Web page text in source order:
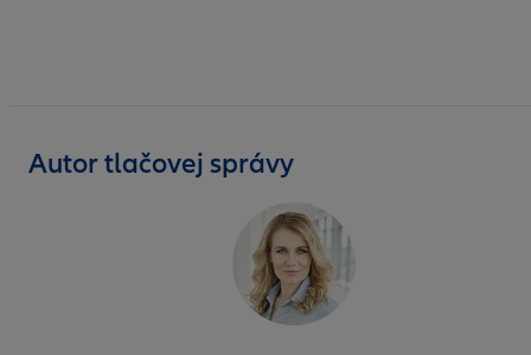
Autor tlačovej správy